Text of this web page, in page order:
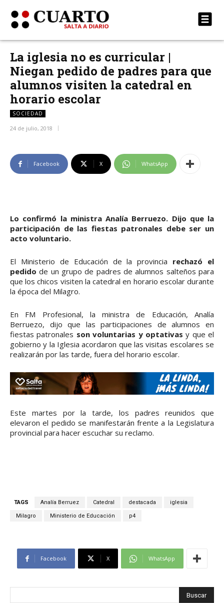
La iglesia no es curricular |
Niegan pedido de padres para que
alumnos visiten la catedral en
horario escolar
SOCIEDAD
24 de julio, 2018
Facebook X WhatsApp
Lo confirmó la ministra Analía Berruezo. Dijo que la
participación de las fiestas patronales debe ser un
acto voluntario.
El Ministerio de Educación de la provincia rechazó el
pedido de un grupo de padres de alumnos salteños para
que los chicos visiten la catedral en horario escolar durante
la época del Milagro.
En FM Profesional, la ministra de Educación, Analía
Berruezo, dijo que las participaciones de alumnos en
fiestas patronales son voluntarias y optativas y que el
gobierno y la Iglesia acordaron que las visitas escolares se
realizarán por las tarde, fuera del horario escolar.
Este martes por la tarde, los padres reunidos que
elevaron el pedido se manifestarán frente a la Legislatura
provincial para hacer escuchar su reclamo.
TAGS Analía Berruez Catedral destacada iglesia
Milagro Ministerio de Educación p4
Facebook X WhatsApp